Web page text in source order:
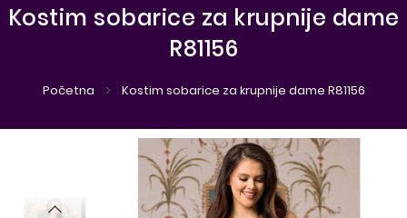
Kostim sobarice za krupnije dame
R81156
Početna Kostim sobarice za krupnije dame R81156